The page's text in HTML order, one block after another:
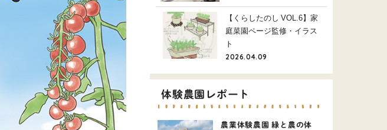
【くらしたのし VOL.6】家
庭菜園ページ監修・イラス
ト
2026.04.09
体験農園レポート
農業体験農園 緑と農の体